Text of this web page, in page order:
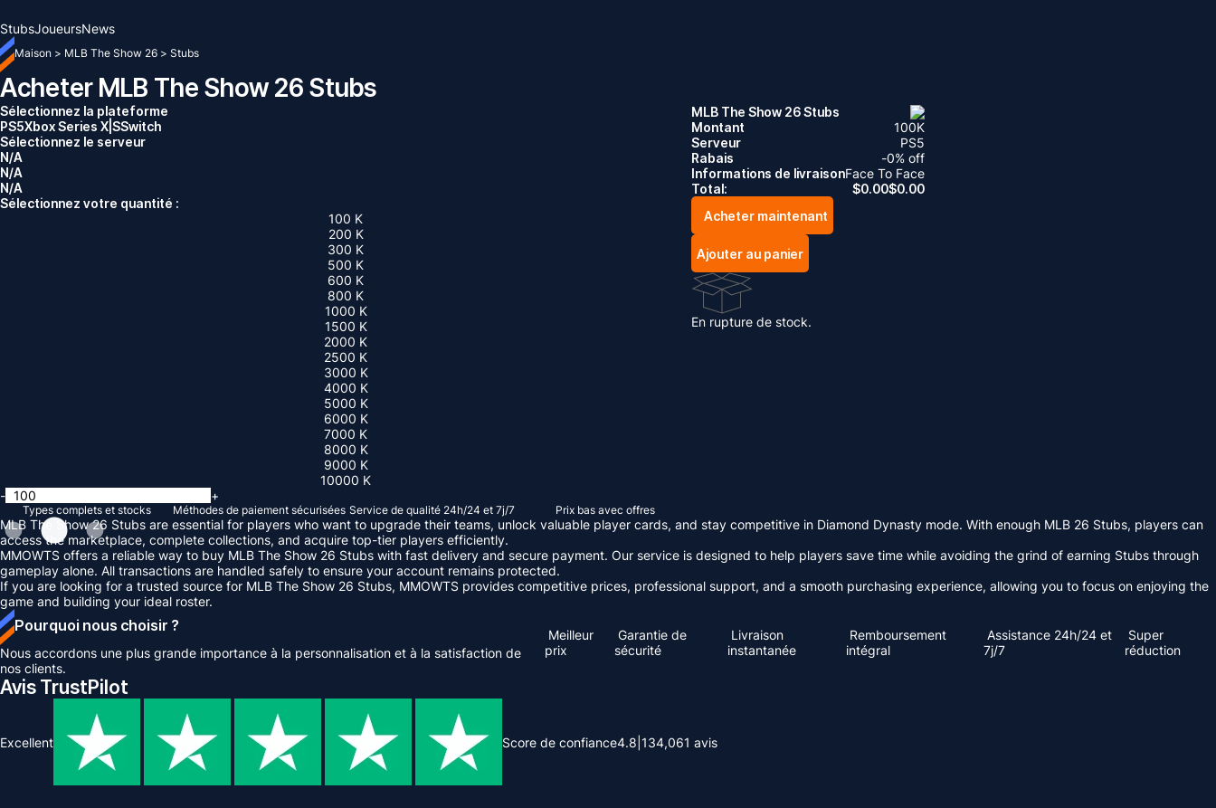
StubsJoueursNews
Maison > MLB The Show 26 > Stubs
Acheter MLB The Show 26 Stubs
Sélectionnez la plateforme
PS5Xbox Series X|SSwitch
Sélectionnez le serveur
N/A
N/A
N/A
Sélectionnez votre quantité :
100 K
200 K
300 K
500 K
600 K
800 K
1000 K
1500 K
2000 K
2500 K
3000 K
4000 K
5000 K
6000 K
7000 K
8000 K
9000 K
10000 K
-
+
Types complets et stocks Méthodes de paiement sécurisées Service de qualité 24h/24 et 7j/7 Prix ​​bas avec offres
MLB The Show 26 Stubs
Montant
100K
Serveur
PS5
Rabais
-0% off
Informations de livraisonFace To Face
Total:
$0.00$0.00
Acheter maintenant
Ajouter au panier
En rupture de stock.
MLB The Show 26 Stubs are essential for players who want to upgrade their teams, unlock valuable player cards, and stay competitive in Diamond Dynasty mode. With enough MLB 26 Stubs, players can
access the marketplace, complete collections, and acquire top-tier players efficiently.
MMOWTS offers a reliable way to buy MLB The Show 26 Stubs with fast delivery and secure payment. Our service is designed to help players save time while avoiding the grind of earning Stubs through
gameplay alone. All transactions are handled safely to ensure your account remains protected.
If you are looking for a trusted source for MLB The Show 26 Stubs, MMOWTS provides competitive prices, professional support, and a smooth purchasing experience, allowing you to focus on enjoying the
game and building your ideal roster.
Pourquoi nous choisir ?
Nous accordons une plus grande importance à la personnalisation et à la satisfaction de
nos clients.
Meilleur
prix
Garantie de
sécurité
Livraison
instantanée
Remboursement
intégral
Assistance 24h/24 et
7j/7
Super
réduction
Avis TrustPilot
Excellent Score de confiance4.8 134,061 avis